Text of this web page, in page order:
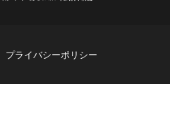
プライバシーポリシー